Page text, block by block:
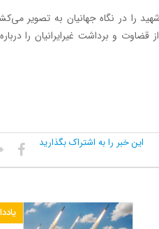
در نگاه جهانیان به تصویر
و برداشت غیرایرانیان را درباره
این خبر را به اشتراک بگذارید